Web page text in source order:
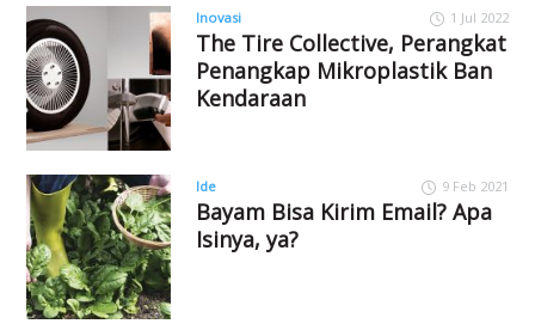
Inovasi 1 Jul 2022
The Tire Collective, Perangkat
Penangkap Mikroplastik Ban
Kendaraan
Ide 9 Feb 2021
Bayam Bisa Kirim Email? Apa
Isinya, ya?